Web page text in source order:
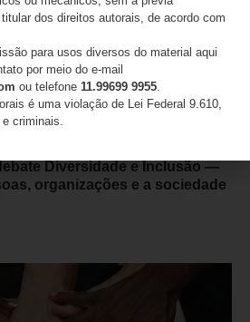
Diversidade e Inclusão —
organizações e a sociedade
dos direitos autorais, de acordo com
para usos diversos do material aqui
por meio do e-mail
ou telefone 11.99699 9955
é uma violação de Lei Federal 9.610,
criminais.